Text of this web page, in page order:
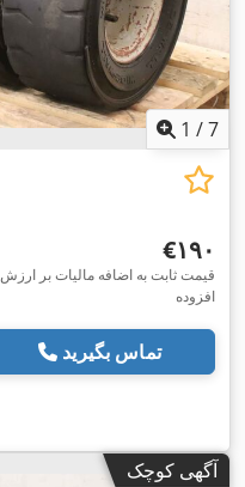
1 /7
‎€۱۹۰
قیمت ثابت به اضافه مالیات بر ارزش
افزوده
تماس بگیرید
آگهی کوچک